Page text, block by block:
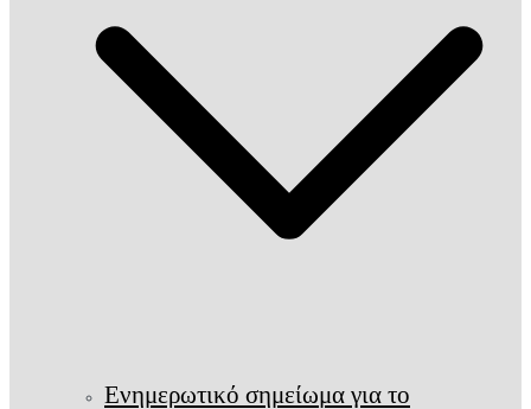
Ενημερωτικό σημείωμα για το